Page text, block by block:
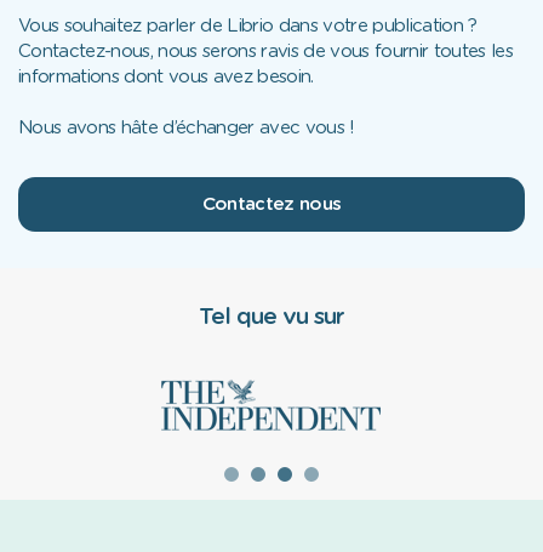
Vous souhaitez parler de Librio dans votre publication ?
Contactez-nous, nous serons ravis de vous fournir toutes les
informations dont vous avez besoin.
Nous avons hâte d’échanger avec vous !
Contactez nous
Tel que vu sur